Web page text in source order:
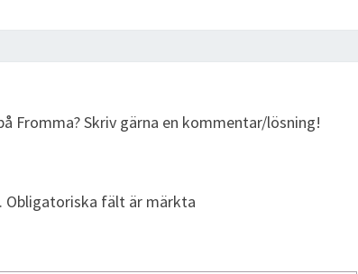
Fromma? Skriv gärna en kommentar/lösning!
Obligatoriska fält är märkta